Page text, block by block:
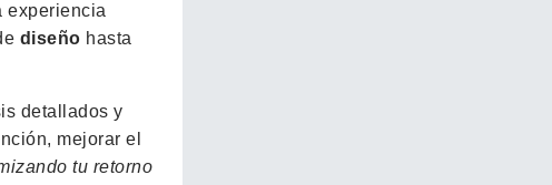
experiencia
diseño hasta
detallados y
mejorar el
tu retorno